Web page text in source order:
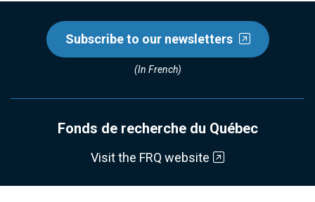
Subscribe to our newsletters
(In French)
Fonds de recherche du Québec
Visit the FRQ website